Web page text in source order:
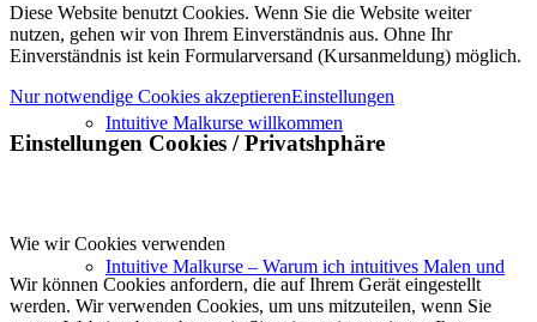
Intuitive Malkurse willkommen
Intuitive Malkurse – Warum ich intuitives Malen und
Diese Website benutzt Cookies. Wenn Sie die Website weiter
nutzen, gehen wir von Ihrem Einverständnis aus. Ohne Ihr
Einverständnis ist kein Formularversand (Kursanmeldung) möglich.
Nur notwendige Cookies akzeptierenEinstellungen
Einstellungen Cookies / Privatshphäre
Wie wir Cookies verwenden
Wir können Cookies anfordern, die auf Ihrem Gerät eingestellt
werden. Wir verwenden Cookies, um uns mitzuteilen, wenn Sie